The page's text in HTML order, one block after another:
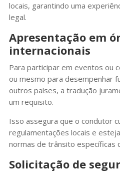
locais, garantindo uma
legal.
Apresentação em
internacionais
Para participar em eventos ou
ou mesmo para desempenhar
outros países, a tradução
um requisito.
Isso assegura que o condutor
regulamentações locais e
normas de trânsito específicas
Solicitação de